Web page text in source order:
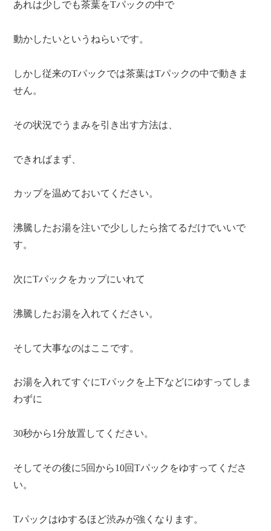
あれは少しでも茶葉をTパックの中で
動かしたいというねらいです。
しかし従来のTパックでは茶葉はTパックの中で動きま
せん。
その状況でうまみを引き出す方法は、
できればまず、
カップを温めておいてください。
沸騰したお湯を注いで少ししたら捨てるだけでいいで
す。
次にTパックをカップにいれて
沸騰したお湯を入れてください。
そして大事なのはここです。
お湯を入れてすぐにTパックを上下などにゆすってしま
わずに
30秒から1分放置してください。
そしてその後に5回から10回Tパックをゆすってくださ
い。
Tパックはゆするほど渋みが強くなります。